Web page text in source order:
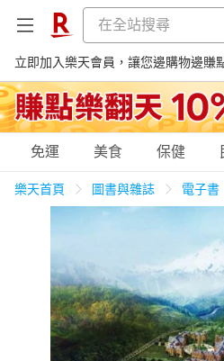
立即加入樂天會員，讓您邊購物邊賺
購物網分類
居家生活 3C家電
免運 美食 保健
樂天首頁 圖書與雜誌 電子書